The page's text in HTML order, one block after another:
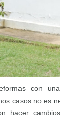
con
casos no es
hacer